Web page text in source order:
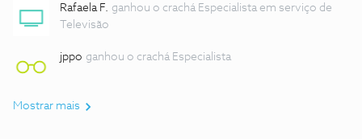
Rafaela F. ganhou o crachá Especialista em serviço de
Televisão
jppo ganhou o crachá Especialista
Mostrar mais